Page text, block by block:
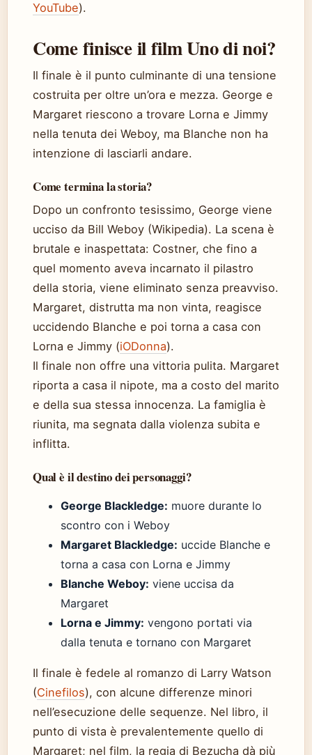
YouTube).
Come finisce il film Uno di noi?
Il finale è il punto culminante di una tensione
costruita per oltre un’ora e mezza. George e
Margaret riescono a trovare Lorna e Jimmy
nella tenuta dei Weboy, ma Blanche non ha
intenzione di lasciarli andare.
Come termina la storia?
Dopo un confronto tesissimo, George viene
ucciso da Bill Weboy (Wikipedia). La scena è
brutale e inaspettata: Costner, che fino a
quel momento aveva incarnato il pilastro
della storia, viene eliminato senza preavviso.
Margaret, distrutta ma non vinta, reagisce
uccidendo Blanche e poi torna a casa con
Lorna e Jimmy (iODonna).
Il finale non offre una vittoria pulita. Margaret
riporta a casa il nipote, ma a costo del marito
e della sua stessa innocenza. La famiglia è
riunita, ma segnata dalla violenza subita e
inflitta.
Qual è il destino dei personaggi?
George Blackledge: muore durante lo
scontro con i Weboy
Margaret Blackledge: uccide Blanche e
torna a casa con Lorna e Jimmy
Blanche Weboy: viene uccisa da
Margaret
Lorna e Jimmy: vengono portati via
dalla tenuta e tornano con Margaret
Il finale è fedele al romanzo di Larry Watson
(Cinefilos), con alcune differenze minori
nell’esecuzione delle sequenze. Nel libro, il
punto di vista è prevalentemente quello di
Margaret; nel film, la regia di Bezucha dà più